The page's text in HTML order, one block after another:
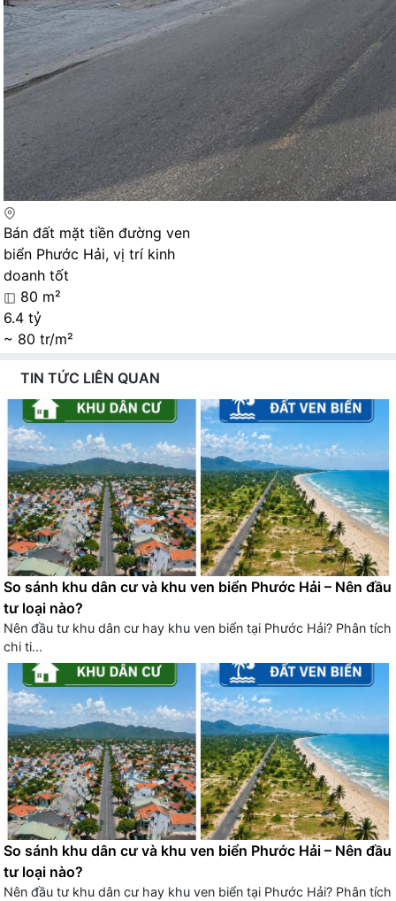
Bán đất mặt tiền đường ven
biển Phước Hải, vị trí kinh
doanh tốt
80 m²
6.4 tỷ
~ 80 tr/m²
TIN TỨC LIÊN QUAN
So sánh khu dân cư và khu ven biển Phước Hải – Nên đầu
tư loại nào?
Nên đầu tư khu dân cư hay khu ven biển tại Phước Hải? Phân tích
chi ti...
So sánh khu dân cư và khu ven biển Phước Hải – Nên đầu
tư loại nào?
Nên đầu tư khu dân cư hay khu ven biển tại Phước Hải? Phân tích